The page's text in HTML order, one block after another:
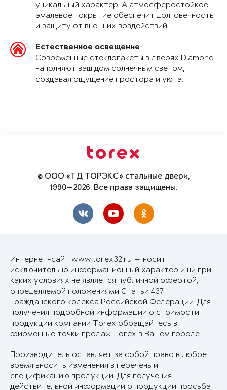
уникальный характер. А атмосферостойкое
эмалевое покрытие обеспечит долговечность
и защиту от внешних воздействий.
Естественное освещение
Современные стеклопакеты в дверях Diamond
наполняют ваш дом солнечным светом,
создавая ощущение простора и уюта.
© ООО «ТД ТОРЭКС» стальные двери,
1990—2026. Все права защищены.
Интернет-сайт www.torex32.ru — носит
исключительно информационный характер и ни при
каких условиях не является публичной офертой,
определяемой положениями Статьи 437
Гражданского кодекса Российской Федерации. Для
получения подробной информации о стоимости
продукции компании Torex обращайтесь в
фирменные точки продаж Torex в Вашем городе.
Производитель оставляет за собой право в любое
время вносить изменения в перечень и
спецификацию продукции. Для получения
действительной информации о продукции просьба